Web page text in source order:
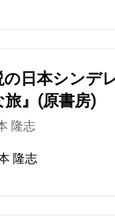
の日本シンデ
旅』(原書房)
隆志
隆志